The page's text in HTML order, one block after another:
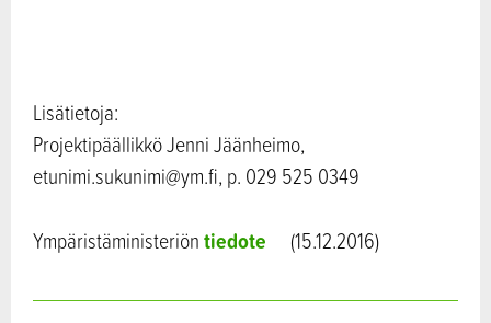
Lisätietoja:
Projektipäällikkö Jenni Jäänheimo,
etunimi.sukunimi@ym.fi, p. 029 525 0349
Ympäristäministeriöntiedote (15.12.2016)